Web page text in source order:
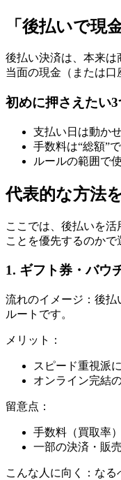
「後払いで現
後払い決済は、本来は
当面の現金（または
初めに押さえたい3
支払い日は動か
手数料は“総額”
ルールの範囲で
代表的な方法
ここでは、後払いを
ことを優先するのかで
1. ギフト券・バウ
流れのイメージ：後
ルートです。
メリット：
スピード重視派
オンライン完結
留意点：
手数料（買取率
一部の決済・販
こんな人に向く：なる